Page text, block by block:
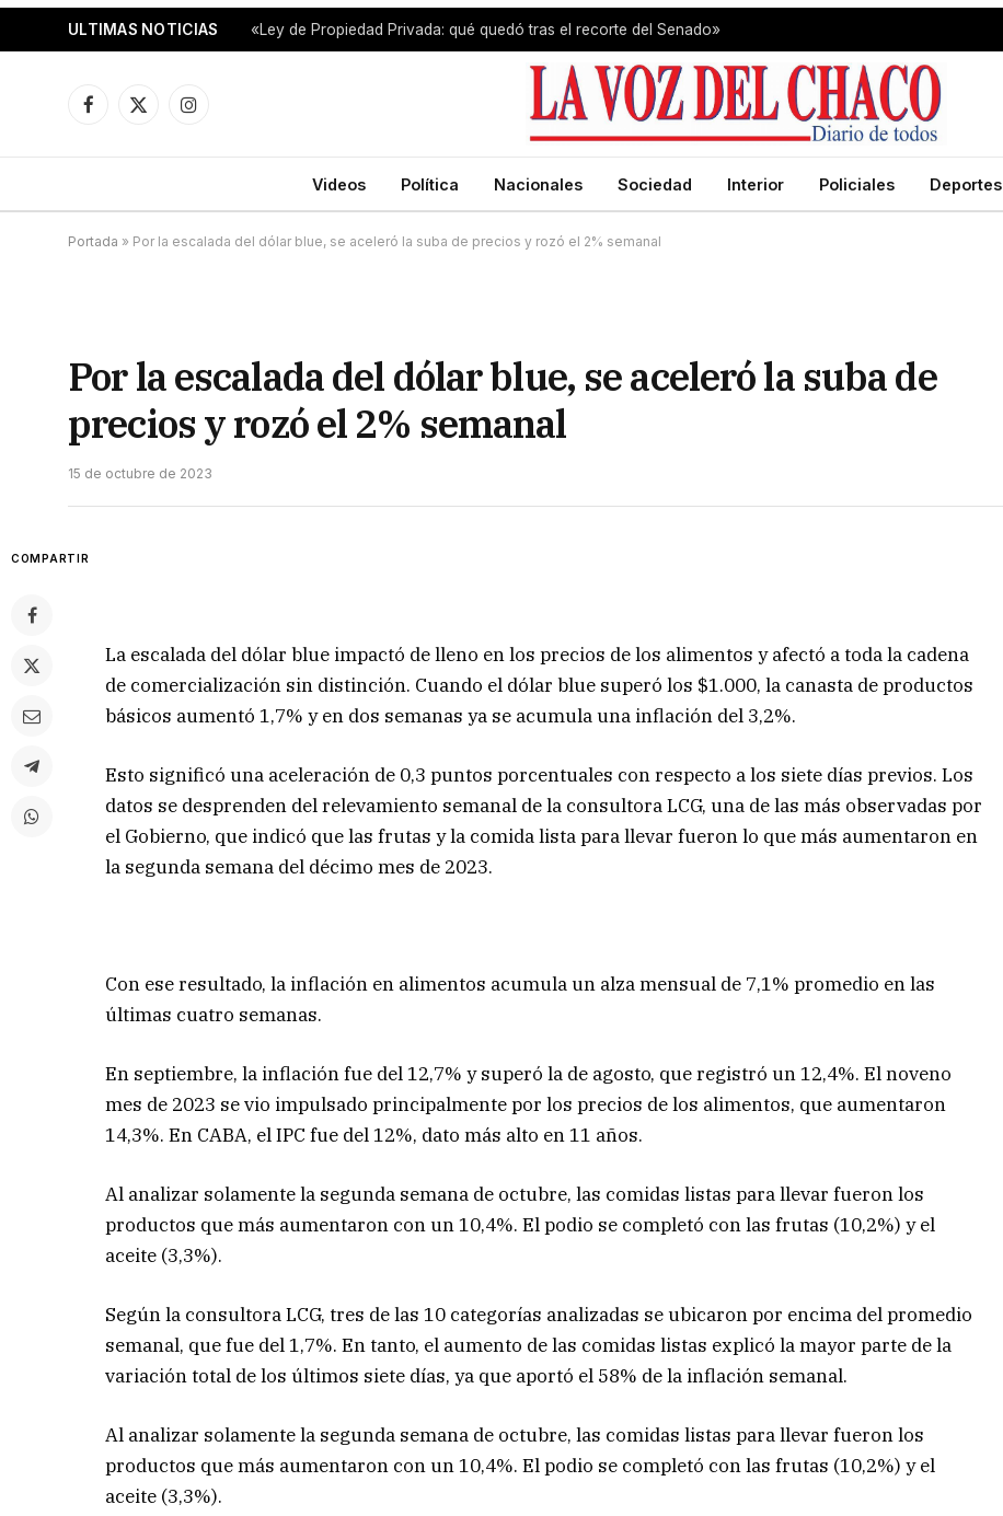
ULTIMAS NOTICIAS «Ley de Propiedad Privada: qué quedó tras el recorte del Senado»
Facebook
X
Instagram
Videos Política Nacionales Sociedad Interior Policiales Deportes
Portada » Por la escalada del dólar blue, se aceleró la suba de precios y rozó el 2% semanal
Por la escalada del dólar blue, se aceleró la suba de
precios y rozó el 2% semanal
15 de octubre de 2023
COMPARTIR
La escalada del dólar blue impactó de lleno en los precios de los alimentos y afectó a toda la cadena
de comercialización sin distinción. Cuando el dólar blue superó los $1.000, la canasta de productos
básicos aumentó 1,7% y en dos semanas ya se acumula una inflación del 3,2%.
Esto significó una aceleración de 0,3 puntos porcentuales con respecto a los siete días previos. Los
datos se desprenden del relevamiento semanal de la consultora LCG, una de las más observadas por
el Gobierno, que indicó que las frutas y la comida lista para llevar fueron lo que más aumentaron en
la segunda semana del décimo mes de 2023.
Con ese resultado, la inflación en alimentos acumula un alza mensual de 7,1% promedio en las
últimas cuatro semanas.
En septiembre, la inflación fue del 12,7% y superó la de agosto, que registró un 12,4%. El noveno
mes de 2023 se vio impulsado principalmente por los precios de los alimentos, que aumentaron
14,3%. En CABA, el IPC fue del 12%, dato más alto en 11 años.
Al analizar solamente la segunda semana de octubre, las comidas listas para llevar fueron los
productos que más aumentaron con un 10,4%. El podio se completó con las frutas (10,2%) y el
aceite (3,3%).
Según la consultora LCG, tres de las 10 categorías analizadas se ubicaron por encima del promedio
semanal, que fue del 1,7%. En tanto, el aumento de las comidas listas explicó la mayor parte de la
variación total de los últimos siete días, ya que aportó el 58% de la inflación semanal.
Al analizar solamente la segunda semana de octubre, las comidas listas para llevar fueron los
productos que más aumentaron con un 10,4%. El podio se completó con las frutas (10,2%) y el
aceite (3,3%).